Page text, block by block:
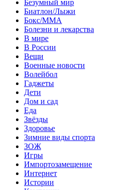
Безумный мир
Биатлон/Лыжи
Бокс/MMA
Болезни и лекарства
В мире
В России
Вещи
Военные новости
Волейбол
Гаджеты
Дети
Дом и сад
Еда
Звёзды
Здоровье
Зимние виды спорта
ЗОЖ
Игры
Импортозамещение
Интернет
Истории